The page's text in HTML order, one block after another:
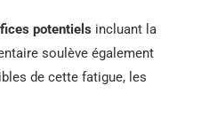
potentiels incluant la
soulève également
de cette fatigue, les